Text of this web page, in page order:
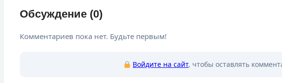
Обсуждение (0)
Комментариев пока нет. Будьте первым!
Войдите на сайт, чтобы оставлять